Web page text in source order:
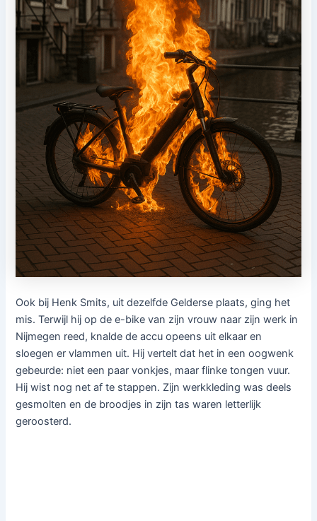
Ook bij Henk Smits, uit dezelfde Gelderse plaats, ging het
mis. Terwijl hij op de e-bike van zijn vrouw naar zijn werk in
Nijmegen reed, knalde de accu opeens uit elkaar en
sloegen er vlammen uit. Hij vertelt dat het in een oogwenk
gebeurde: niet een paar vonkjes, maar flinke tongen vuur.
Hij wist nog net af te stappen. Zijn werkkleding was deels
gesmolten en de broodjes in zijn tas waren letterlijk
geroosterd.